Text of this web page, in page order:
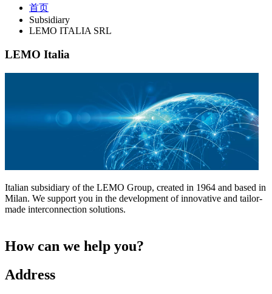
首页
Subsidiary
LEMO ITALIA SRL
LEMO Italia
Italian subsidiary of the LEMO Group, created in 1964 and based in
Milan. We support you in the development of innovative and tailor-
made interconnection solutions.
How can we help you?
Address